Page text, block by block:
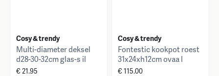
Cosy & trendy
Multi-diameter deksel
d28-30-32cm glas-s il
€ 21.95
Cosy & trendy
Fontestic kookpot roest
31x24xh12cm ovaa l
gietijzer met deksel
€ 115.00